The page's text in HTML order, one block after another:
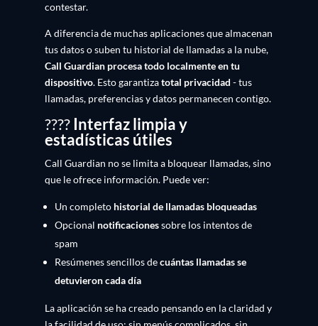
contestar.
A diferencia de muchas aplicaciones que almacenan
tus datos o suben tu historial de llamadas a la nube,
Call Guardian procesa todo localmente en tu
dispositivo. Esto garantizatotal privacidad - tus
llamadas, preferencias y datos permanecen contigo.
???? Interfaz limpia y
estadísticas útiles
Call Guardian no se limita a bloquear llamadas, sino
que le ofrece información. Puede ver:
Un completo historial de llamadas bloqueadas
Opcional notificacionessobre los intentos de
spam
Resúmenes sencillos decuántas llamadas se
detuvieron cada día
La aplicación se ha creado pensando en la claridad y